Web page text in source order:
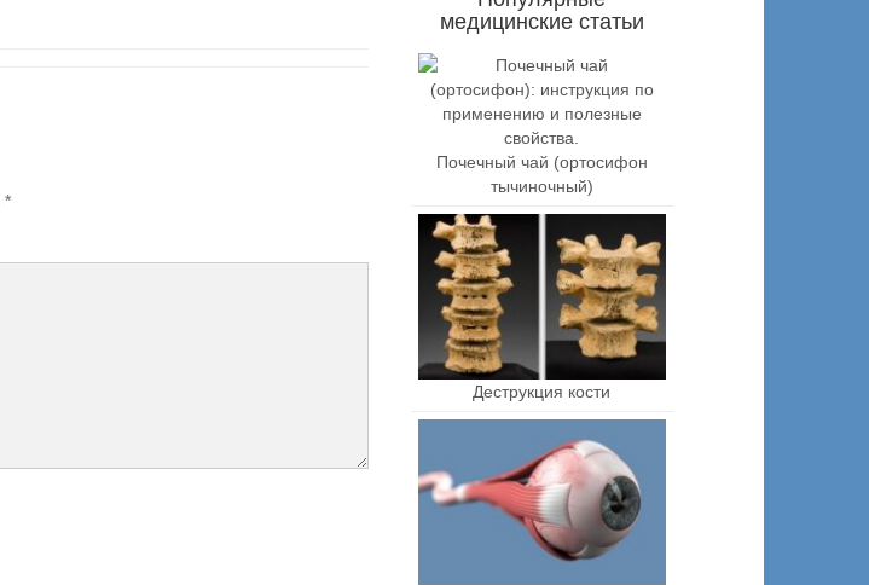
*
медицинские статьи
Почечный чай (ортосифон
тычиночный)
Деструкция кости